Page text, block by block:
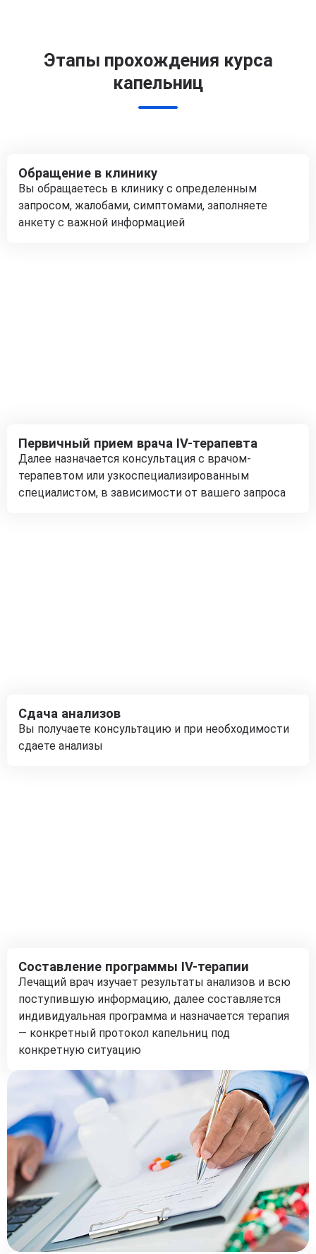
Этапы прохождения курса
капельниц
Обращение в клинику
Вы обращаетесь в клинику с определенным
запросом, жалобами, симптомами, заполняете
анкету с важной информацией
Первичный прием врача IV-терапевта
Далее назначается консультация с врачом-
терапевтом или узкоспециализированным
специалистом, в зависимости от вашего запроса
Сдача анализов
Вы получаете консультацию и при необходимости
сдаете анализы
Составление программы IV-терапии
Лечащий врач изучает результаты анализов и всю
поступившую информацию, далее составляется
индивидуальная программа и назначается терапия
— конкретный протокол капельниц под
конкретную ситуацию